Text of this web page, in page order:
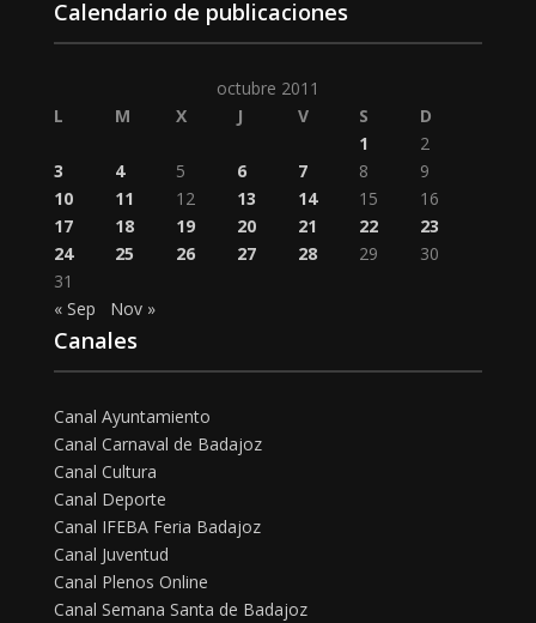
Calendario de publicaciones
octubre 2011
L
M X J V S
D
1
2
3
4 5 6 7 8
9
10
11 12 13 14 15
16
17
18 19 20 21 22
23
24
25 26 27 28 29
30
31
« Sep
Nov »
Canales
Canal Ayuntamiento
Canal Carnaval de Badajoz
Canal Cultura
Canal Deporte
Canal IFEBA Feria Badajoz
Canal Juventud
Canal Plenos Online
Canal Semana Santa de Badajoz